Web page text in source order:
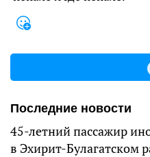
Последние новости
45-летний пассажир
в Эхирит-Булагатском